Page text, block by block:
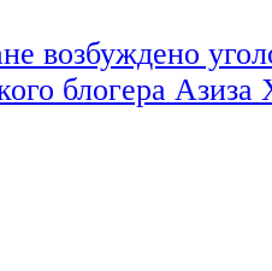
возбуждено
блогера Азиза